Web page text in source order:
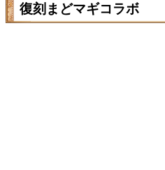
復刻まどマギコラボ